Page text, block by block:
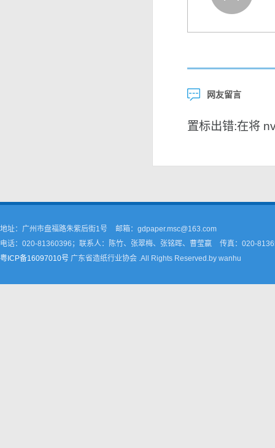
网友留言
置标出错:在将
地址：广州市盘福路朱紫后街1号
邮箱：gdpaper.msc@163.com
电话：020-81360396；联系人：陈竹、张翠梅、张铭晖、曹莹嬴
传真：020-
粤ICP备16097010号 广东省造纸行业协会 .All Rights Reserved.by wanhu